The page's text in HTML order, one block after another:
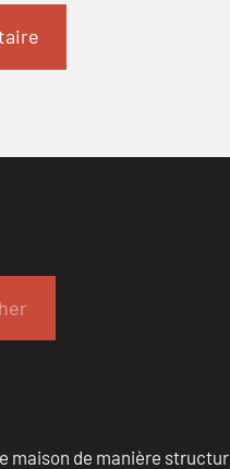
maison de manière